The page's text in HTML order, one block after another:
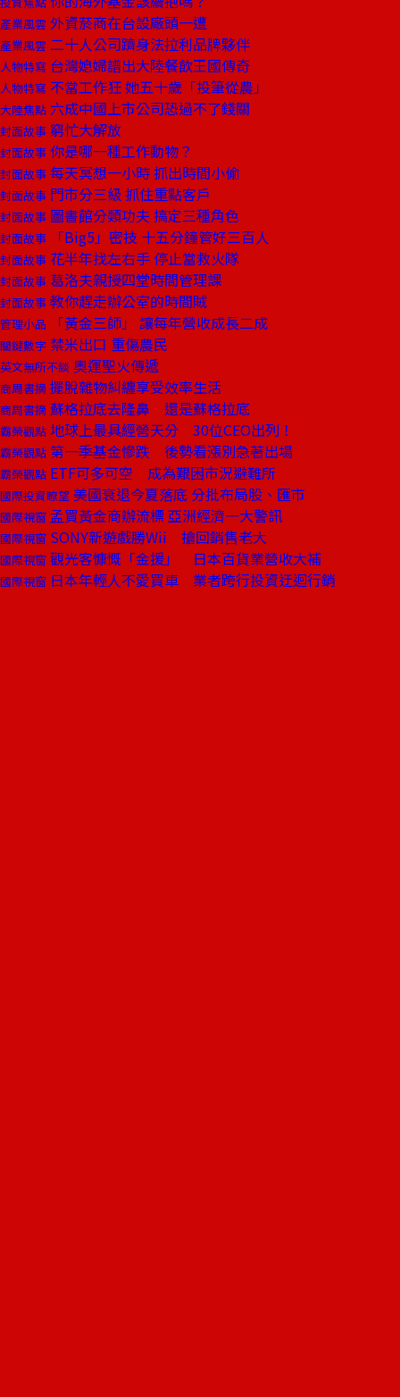
產業風雲 外資菸商在台設廠頭一遭
產業風雲 二十人公司躋身法拉利品牌夥伴
人物特寫 台灣媳婦譜出大陸餐飲王國傳奇
人物特寫 不當工作狂 她五十歲「投筆從農」
大陸焦點 六成中國上市公司恐過不了錢關
封面故事 窮忙大解放
封面故事 你是哪一種工作動物？
封面故事 每天冥想一小時 抓出時間小偷
封面故事 門市分三級 抓住重點客戶
封面故事 圖書館分類功夫 搞定三種角色
封面故事 「Big5」密技 十五分鐘管好三百人
封面故事 花半年找左右手 停止當救火隊
封面故事 葛洛夫親授四堂時間管理課
封面故事 教你趕走辦公室的時間賊
管理小品 「黃金三師」 讓每年營收成長二成
關鍵數字 禁米出口 重傷農民
英文無所不談 奧運聖火傳遞
商周書摘 擺脫雜物糾纏享受效率生活
商周書摘 蘇格拉底去隆鼻 還是蘇格拉底
霸榮觀點 地球上最具經營天分 30位CEO出列！
霸榮觀點 第一季基金慘跌 後勢看漲別急著出場
霸榮觀點 ETF可多可空 成為艱困市況避難所
國際投資瞭望 美國衰退今夏落底 分批布局股、匯市
國際視窗 孟買黃金商辦流標 亞洲經濟一大警訊
國際視窗 SONY新遊戲勝Wii 搶回銷售老大
國際視窗 觀光客慷慨「金援」 日本百貨業營收大補
國際視窗 日本年輕人不愛買車 業者跨行投資迂迴行銷